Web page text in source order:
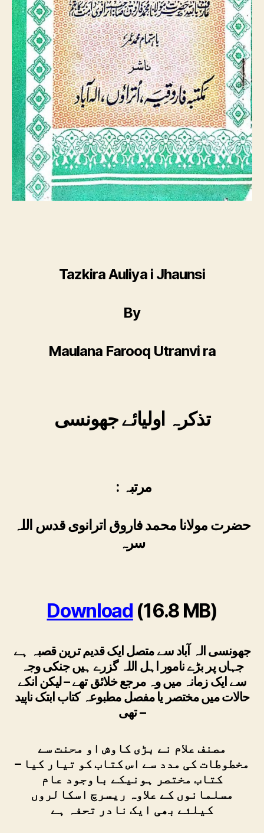
Tazkira Auliya i Jhaunsi
By
Maulana Farooq Utranvi ra
تذکرہ اولیائے جھونسی
: مرتبہ
حضرت مولانا محمد فاروق اترانوی قدس اللہ
سرہ
Download (16.8 MB)
جھونسی الہ آباد سے متصل ایک قدیم ترین قصبہ ہے
جہاں پر بڑے نامور اہل اللہ گزرے ہیں جنکی وجہ
سے ایک زمانہ میں وہ مرجع خلائق تھے – لیکن انکے
حالات میں مختصر یا مفصل مطبوعہ کتاب ابتک ناپید
تھی –
مصنف علام نے بڑی کاوش او محنت سے
مخطوطات کی مدد سے اس کتاب کو تیار کیا –
کتاب مختصر ہونیکے باوجود عام
مسلمانوں کے علاوہ ریسرچ اسکالروں
کیلئے بھی ایک نادر تحفہ ہے